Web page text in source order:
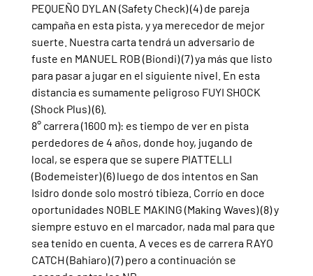
PEQUEÑO DYLAN (Safety Check) (4) de pareja
campaña en esta pista, y ya merecedor de mejor
suerte. Nuestra carta tendrá un adversario de
fuste en MANUEL ROB (Biondi) (7) ya más que listo
para pasar a jugar en el siguiente nivel. En esta
distancia es sumamente peligroso FUYI SHOCK
(Shock Plus) (6).
8° carrera (1600 m): es tiempo de ver en pista
perdedores de 4 años, donde hoy, jugando de
local, se espera que se supere PIATTELLI
(Bodemeister) (6) luego de dos intentos en San
Isidro donde solo mostró tibieza. Corrío en doce
oportunidades NOBLE MAKING (Making Waves) (8) y
siempre estuvo en el marcador, nada mal para que
sea tenido en cuenta. A veces es de carrera RAYO
CATCH (Bahiaro) (7) pero a continuación se